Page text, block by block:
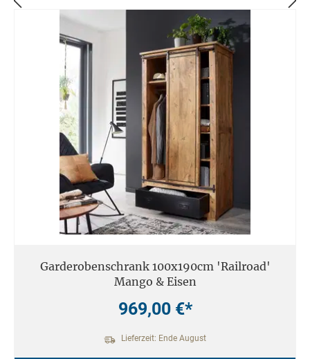
Garderobenschrank 100x190cm 'Railroad'
Mango & Eisen
969,00 €*
Lieferzeit: Ende August